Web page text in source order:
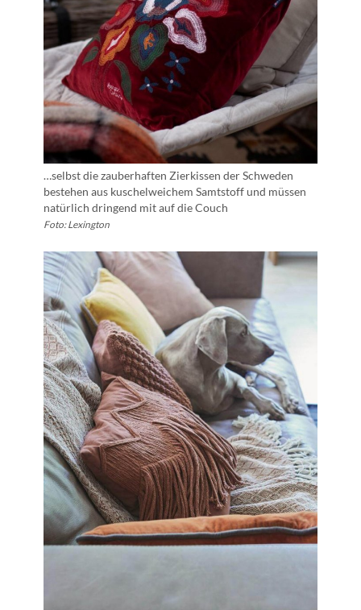
…selbst die zauberhaften Zierkissen der Schweden
bestehen aus kuschelweichem Samtstoff und müssen
natürlich dringend mit auf die Couch
Foto: Lexington